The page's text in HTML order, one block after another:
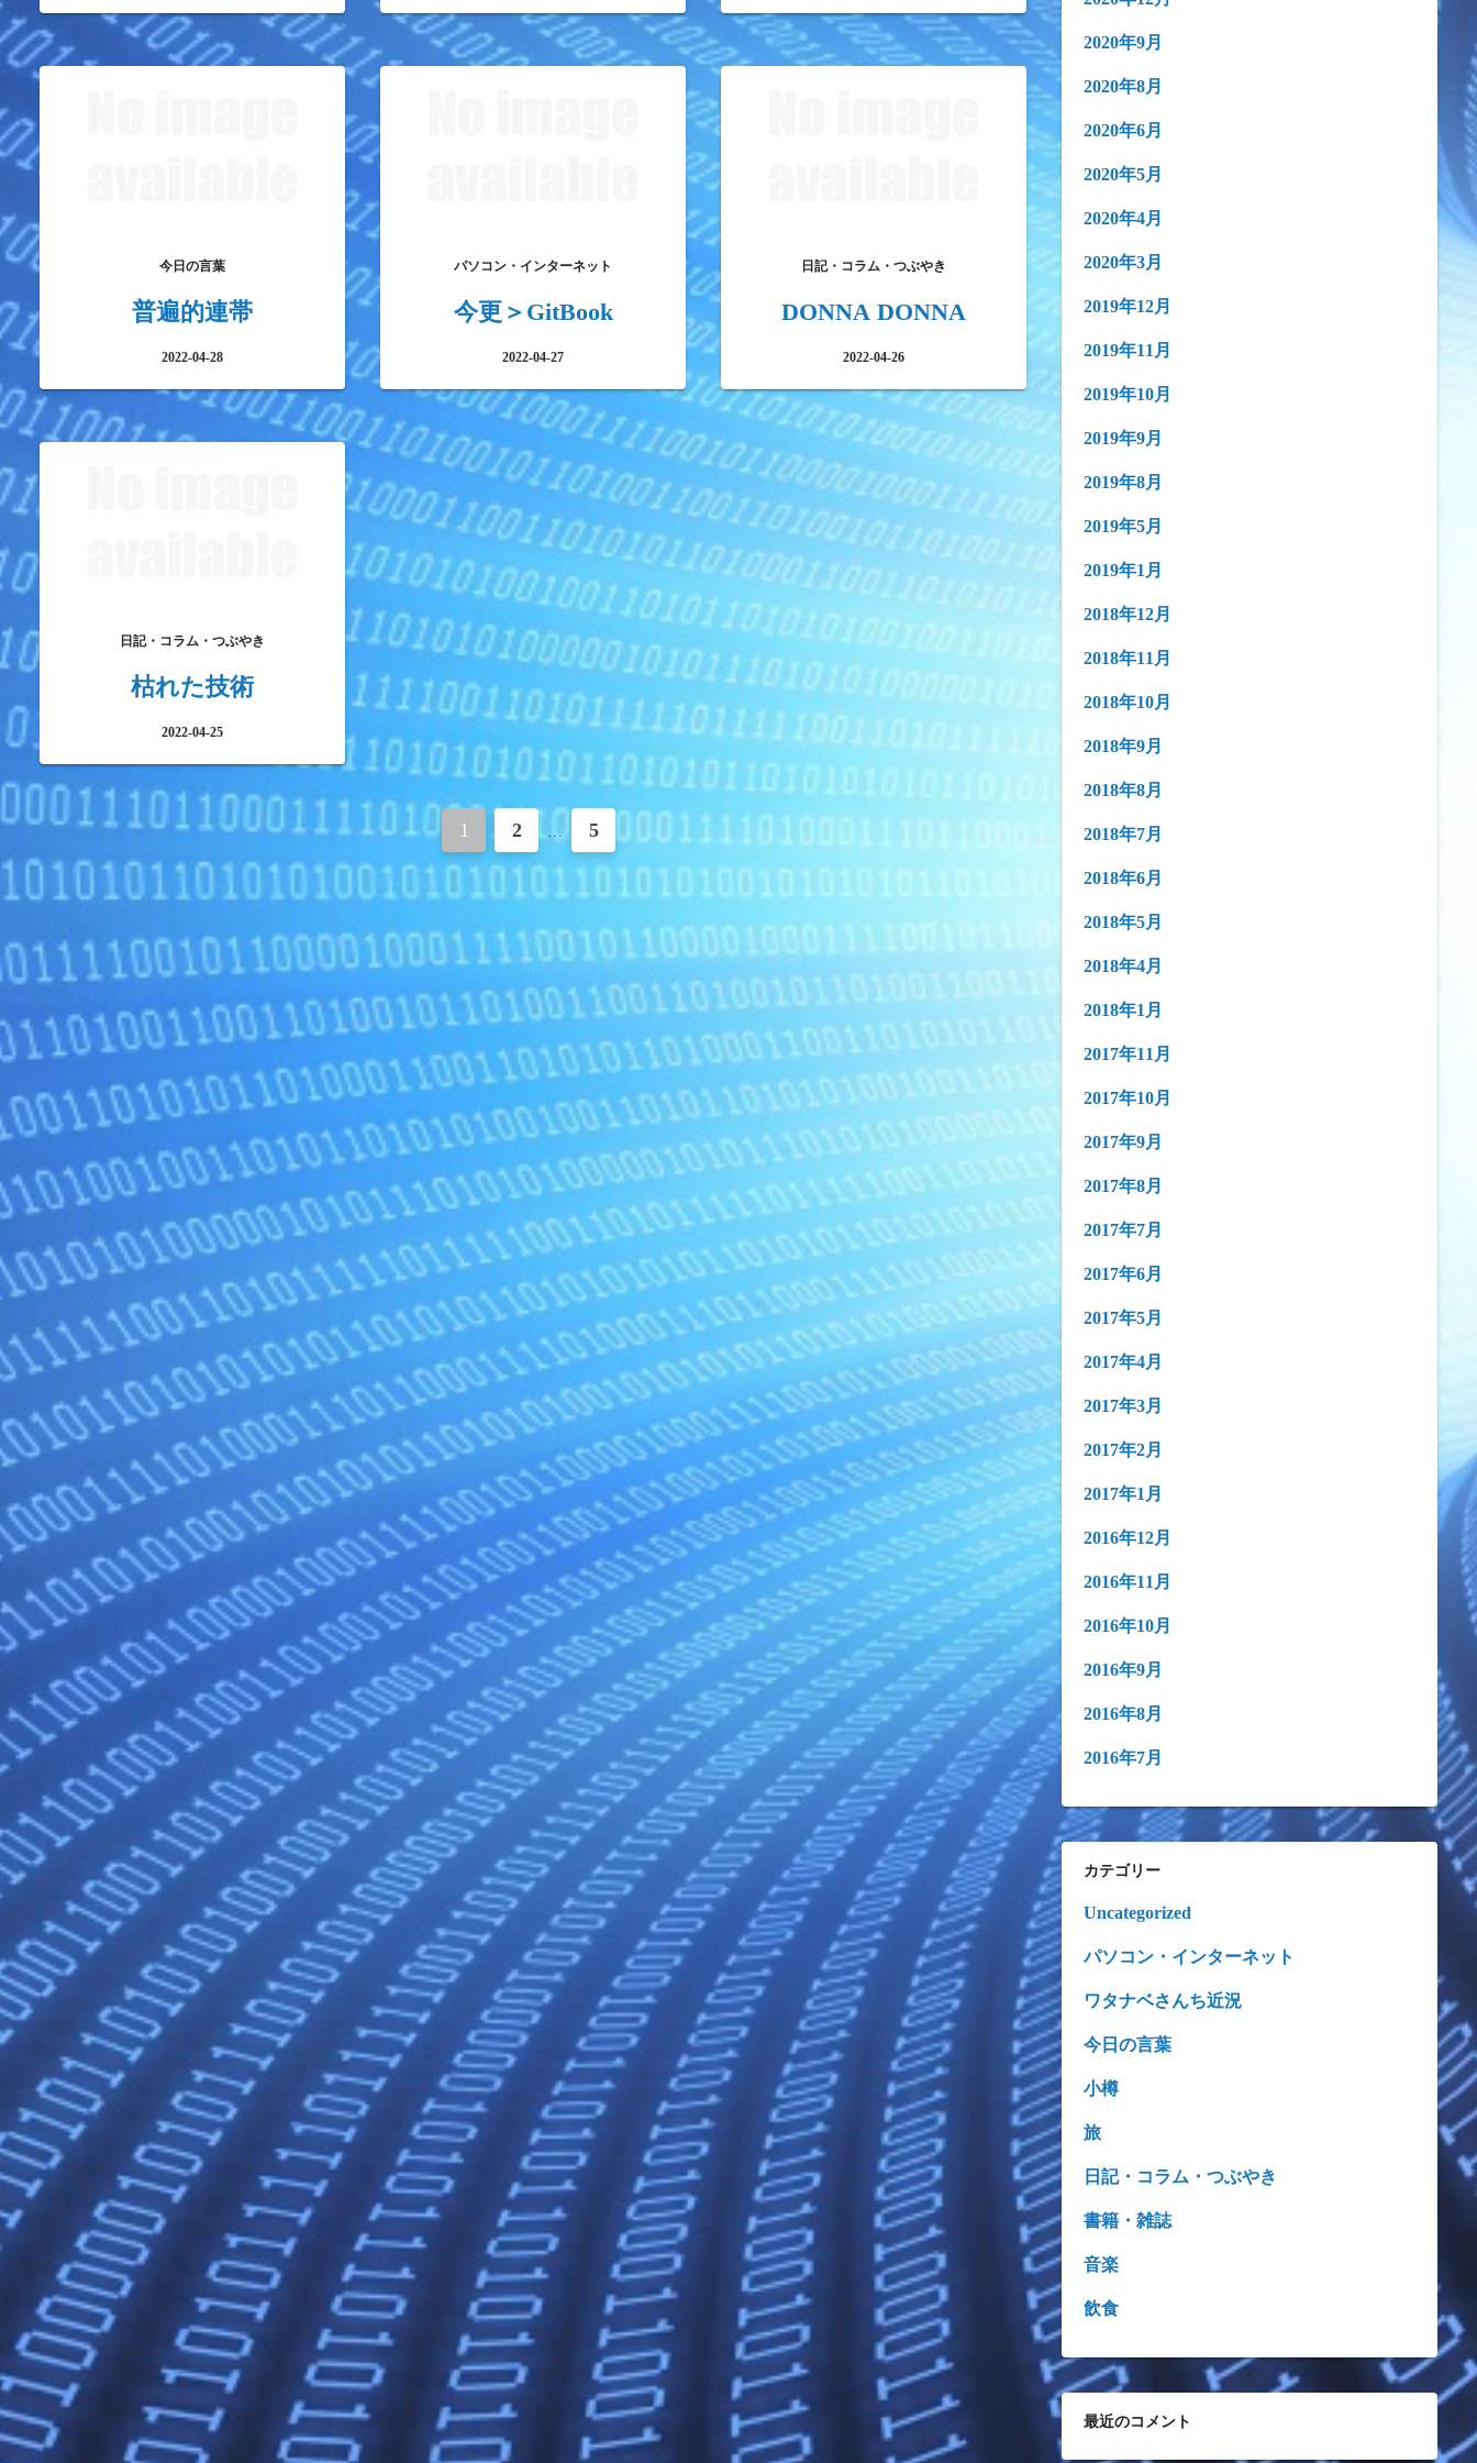
今日の言葉
普遍的連帯
2022-04-28
パソコン・インターネット
今更＞GitBook
2022-04-27
日記・コラム・つぶやき
DONNA DONNA
2022-04-26
日記・コラム・つぶやき
枯れた技術
2022-04-25
投
稿
ナ
ビ
ゲ
ー
シ
ョ
1 2 5
2020年9月
2020年8月
2020年6月
2020年5月
2020年4月
2020年3月
2019年12月
2019年11月
2019年10月
2019年9月
2019年8月
2019年5月
2019年1月
2018年12月
2018年11月
2018年10月
2018年9月
2018年8月
2018年7月
2018年6月
2018年5月
2018年4月
2018年1月
2017年11月
2017年10月
2017年9月
2017年8月
2017年7月
2017年6月
2017年5月
2017年4月
2017年3月
2017年2月
2017年1月
2016年12月
2016年11月
2016年10月
2016年9月
2016年8月
2016年7月
カテゴリー
Uncategorized
パソコン・インターネット
ワタナベさんち近況
今日の言葉
小樽
旅
日記・コラム・つぶやき
書籍・雑誌
音楽
飲食
最近のコメント